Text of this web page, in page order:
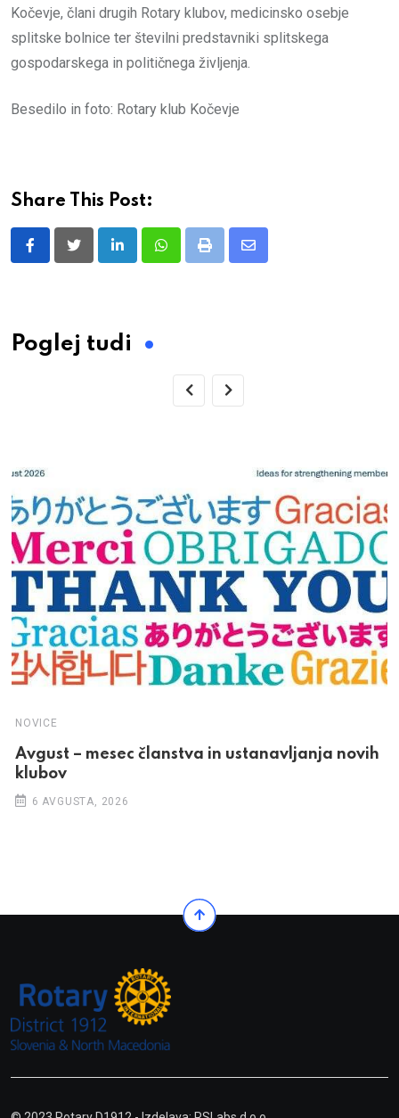
Kočevje, člani drugih Rotary klubov, medicinsko osebje
splitske bolnice ter številni predstavniki splitskega
gospodarskega in političnega življenja.
Besedilo in foto: Rotary klub Kočevje
Share This Post:
LinkedInWhatsappPrint
Share
Poglej tudi
NOVICE
Avgust – mesec članstva in ustanavljanja novih
klubov
6 AVGUSTA, 2026